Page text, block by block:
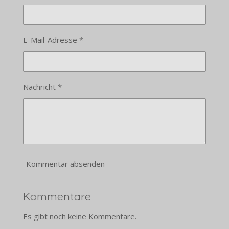
E-Mail-Adresse *
Nachricht *
Kommentar absenden
Kommentare
Es gibt noch keine Kommentare.